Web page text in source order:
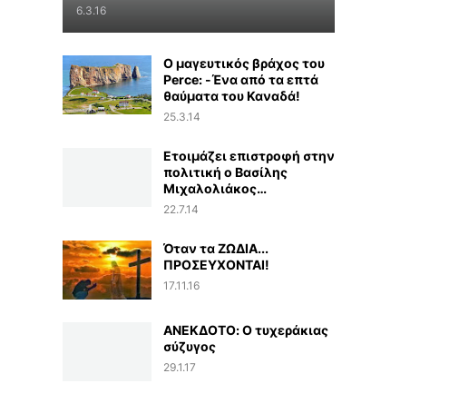
6.3.16
Ο μαγευτικός βράχος του
Perce: -Ένα από τα επτά
θαύματα του Καναδά!
25.3.14
Ετοιμάζει επιστροφή στην
πολιτική ο Βασίλης
Μιχαλολιάκος…
22.7.14
Όταν τα ΖΩΔΙΑ...
ΠΡΟΣΕΥΧΟΝΤΑΙ!
17.11.16
ΑΝΕΚΔΟΤΟ: Ο τυχεράκιας
σύζυγος
29.1.17